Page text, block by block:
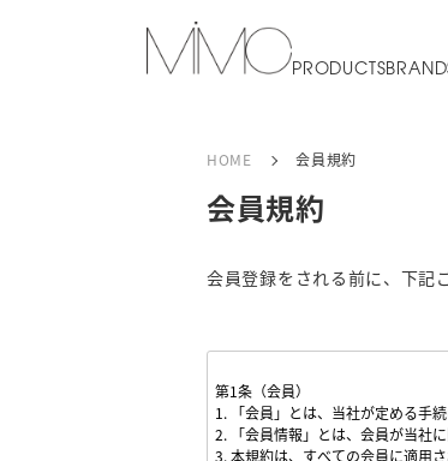
PRODUCTS
HOME 会員規約
会員規約
会員登録をされる前に、下記